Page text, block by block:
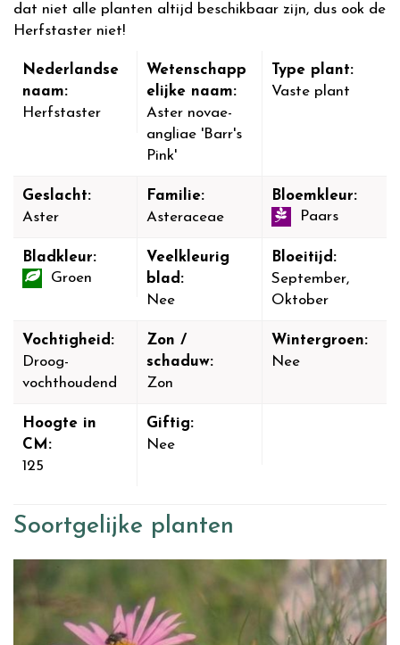
dat niet alle planten altijd beschikbaar zijn, dus ook de
Herfstaster niet!
Nederlandse
naam:
Herfstaster
Wetenschapp
elijke naam:
Aster novae-
angliae 'Barr's
Pink'
Type plant:
Vaste plant
Geslacht:
Aster
Familie:
Asteraceae
Bloemkleur:
Paars
Bladkleur:
Groen
Veelkleurig
blad:
Nee
Bloeitijd:
September,
Oktober
Vochtigheid:
Droog-
vochthoudend
Zon /
schaduw:
Zon
Wintergroen:
Nee
Hoogte in
CM:
125
Giftig:
Nee
Soortgelijke planten